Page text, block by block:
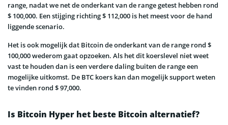
range, nadat we net de onderkant van de range getest hebben rond
$ 100,000. Een stijging richting $ 112,000 is het meest voor de hand
liggende scenario.
Het is ook mogelijk dat Bitcoin de onderkant van de range rond $
100,000 wederom gaat opzoeken. Als het dit koerslevel niet weet
vast te houden dan is een verdere daling buiten de range een
mogelijke uitkomst. De BTC koers kan dan mogelijk support weten
te vinden rond $ 97,000.
Is Bitcoin Hyper het beste Bitcoin alternatief?